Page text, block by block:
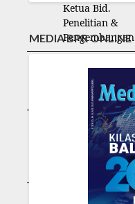
Ketua Bid.
Penelitian &
Pengembangan
Ketua Bid.
Humas & Luar
Negeri
Ketua Bid.
Kemitraan &
Kelembagaan
MEDIA BPR ONLINE